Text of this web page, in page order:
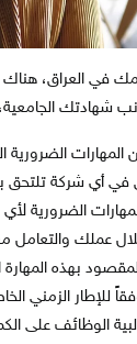
في العراق، هناك
شهادتك
المهارات
في أي شركة تلتحق
الضرورية
عملك والتعامل
بهذه المهارة
للإطار الزمني
الوظائف على